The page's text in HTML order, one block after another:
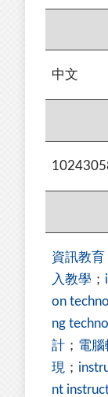
中文
資訊教育
入教學 ；
on
ng
計 ； 電腦
現 ；
nt